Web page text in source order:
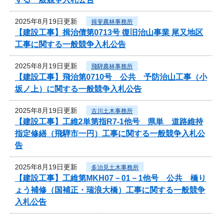
2025年8月19日更新 揖斐農林事務所
【建設工事】揖治債第0713号 復旧治山事業 尾又地区
工事に関する一般競争入札公告
2025年8月19日更新 飛騨農林事務所
【建設工事】飛治第0710号 公共 予防治山工事（小
坂ノ上）に関する一般競争入札公告
2025年8月19日更新 古川土木事務所
【建設工事】工維2単第指R7-1他号 県単 道路維持
指定修繕（飛騨市一円）工事に関する一般競争入札公
告
2025年8月19日更新 多治見土木事務所
【建設工事】工維第MKH07－01－1他号 公共 橋り
ょう補修（国補正・瑞浪大橋）工事に関する一般競争
入札公告